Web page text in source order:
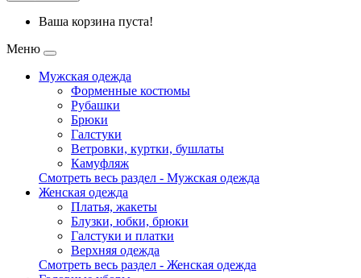
Ваша корзина пуста!
Меню
Мужская одежда
Форменные костюмы
Рубашки
Брюки
Галстуки
Ветровки, куртки, бушлаты
Камуфляж
Смотреть весь раздел - Мужская одежда
Женская одежда
Платья, жакеты
Блузки, юбки, брюки
Галстуки и платки
Верхняя одежда
Смотреть весь раздел - Женская одежда